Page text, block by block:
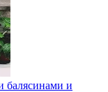
балясинами и